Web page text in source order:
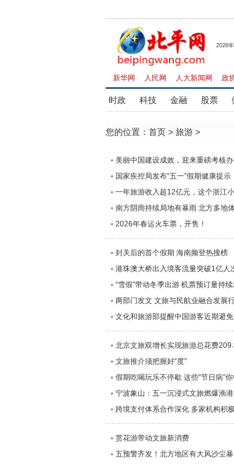
2026
新华网 人民网 人大新闻网 政
时政 科技 金融 股票
您的位置： 首页 > 旅游 >
美丽中国建设成效，迎来重磅考核
国家疾控局发布“五一”假期健康提示
一年旅游收入超12亿元，这个浙江
南方阴雨持续局地有暴雨 北方多地
2026年春运火车票，开售！
封关后的首个假期 海南频登热搜榜
港珠澳大桥出入境客流量突破1亿人
“雪假”带动冬季出游 机票预订量持
两部门发文 文旅与民航业融合发展
文化和旅游部提醒中国游客近期避
北京文旅双增长实现旅游总花费
文旅推介须把握好“度”
假期吃喝玩乐不停歇 这些“节日病”
宁波象山：五一沉浸式文旅燃爆渔
跨境支付体系合作深化 多家机构积
赏花游带动文旅新消费
五预警齐发！北方地区有大风沙尘